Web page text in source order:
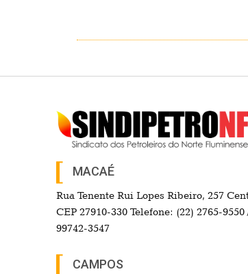
MACAÉ
Rua Tenente Rui Lopes Ribeiro, 257
CEP 27910-330 Telefone: (22) 2765-9550
99742-3547
CAMPOS